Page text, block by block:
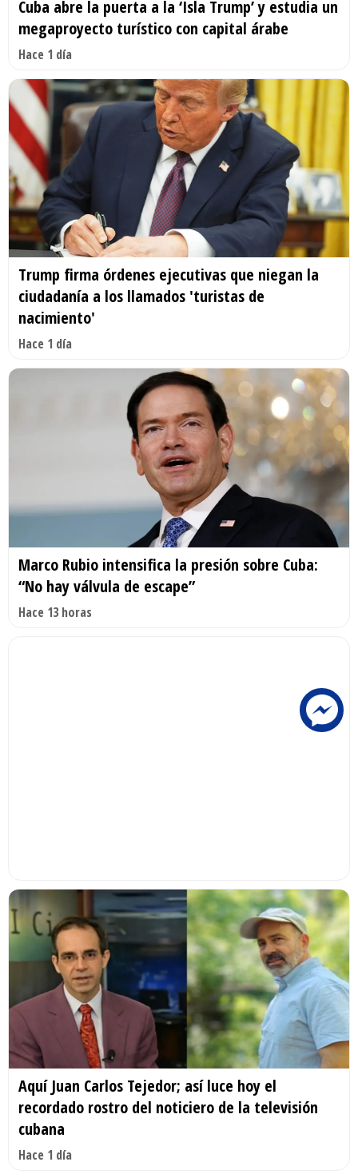
Cuba abre la puerta a la ‘Isla Trump’ y estudia un
megaproyecto turístico con capital árabe
Hace 1 día
Trump firma órdenes ejecutivas que niegan la
ciudadanía a los llamados 'turistas de
nacimiento'
Hace 1 día
Marco Rubio intensifica la presión sobre Cuba:
“No hay válvula de escape”
Hace 13 horas
Aquí Juan Carlos Tejedor; así luce hoy el
recordado rostro del noticiero de la televisión
cubana
Hace 1 día